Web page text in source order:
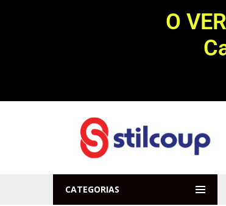
O
CATEGORIAS